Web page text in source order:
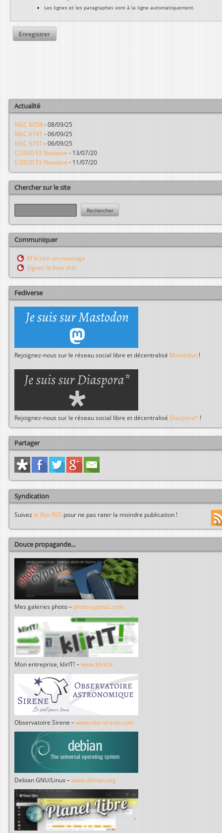
Les lignes et les paragraphes vont à la ligne automatiquement.
Actualité
NGC 6058 - 08/09/25
NGC 6741 - 06/09/25
NGC 6751 - 06/09/25
C/2020 F3 Neowise - 13/07/20
C/2020 F3 Neowise - 11/07/20
Chercher sur le site
R
e
c
h
e
h
r
Communiquer
M'écrire un message
Signer le livre d'or
Fediverse
Rejoignez-nous sur le réseau social libre et décentralisé Mastodon !
Rejoignez-nous sur le réseau social libre et décentralisé Diaspora* !
Partager
Syndication
Suivez le flux RSS pour ne pas rater la moindre publication !
Douce propagande...
Mes galeries photo – photo.cypouz.com
Mon entreprise, klirIT! – www.klirit.fr
Observatoire Sirene – www.obs-sirene.com
Debian GNU/Linux – www.debian.org